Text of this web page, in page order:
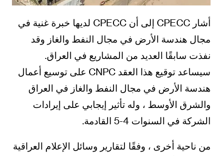
أشار CPECC إلى أن CPECC لديها خبرة غنية في
مجال هندسة الأرض في مجال النفط والغاز وقد
نفذت سابقًا العديد من المشاريع في العراق.
سيساعد توقيع هذا العقد CNPC على توسيع أعمال
هندسة الأرض في مجال النفط والغاز في العراق
والشرق الأوسط ، وله تأثير إيجابي على إيرادات
الشركة في السنوات 4-5 القادمة.
من ناحية أخرى ، وفقًا لتقارير وسائل الإعلام العراقية